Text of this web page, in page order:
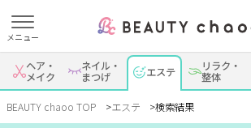
メニュー
すでに会員の方
ログイン
はじめてご利用の方
新規会員登録
ヘア・
メイク
ネイル・
まつげ エステ リラク・
整体
BEAUTY chaoo TOP エステ 検索結果
絞り込み
エリア